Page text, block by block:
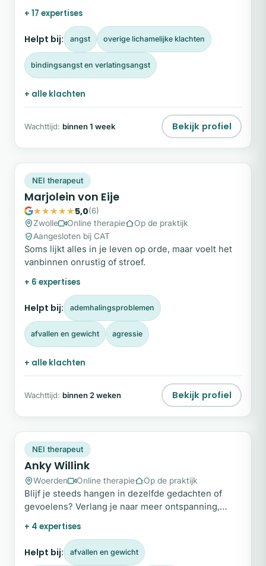
lichaam om weer volledig in je kracht te staan?
+ 17 expertises
Helpt bij: angst overige lichamelijke klachten
bindingsangst en verlatingsangst
+ alle klachten
Wachttijd: binnen 1 week Bekijk profiel
Plek beschikbaar
NEI therapeut
Marjolein von Eije
5,0(6)
Zwolle
Online therapie
Op de praktijk
Aangesloten bij CAT
Soms lijkt alles in je leven op orde, maar voelt het
vanbinnen onrustig of stroef.
+ 6 expertises
Helpt bij: ademhalingsproblemen
afvallen en gewicht agressie
+ alle klachten
Wachttijd: binnen 2 weken Bekijk profiel
Plek beschikbaar
NEI therapeut
Anky Willink
Woerden Online therapie Op de praktijk
Blijf je steeds hangen in dezelfde gedachten of
gevoelens? Verlang je naar meer ontspanning,
zelfacceptatie en het lef om trouw te zijn aan
jezelf?
+ 4 expertises
Helpt bij: afvallen en gewicht